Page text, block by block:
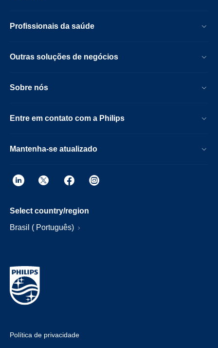
Profissionais da saúde
Outras soluções de negócios
Sobre nós
Entre em contato com a Philips
Mantenha-se atualizado
Select country/region
Brasil ( Português)
Política de privacidade